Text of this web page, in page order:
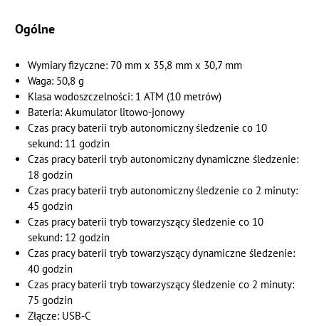
Ogólne
Wymiary fizyczne: 70 mm x 35,8 mm x 30,7 mm
Waga: 50,8 g
Klasa wodoszczelności: 1 ATM (10 metrów)
Bateria: Akumulator litowo-jonowy
Czas pracy baterii tryb autonomiczny śledzenie co 10
sekund: 11 godzin
Czas pracy baterii tryb autonomiczny dynamiczne śledzenie:
18 godzin
Czas pracy baterii tryb autonomiczny śledzenie co 2 minuty:
45 godzin
Czas pracy baterii tryb towarzyszący śledzenie co 10
sekund: 12 godzin
Czas pracy baterii tryb towarzyszący dynamiczne śledzenie:
40 godzin
Czas pracy baterii tryb towarzyszący śledzenie co 2 minuty:
75 godzin
Złącze: USB-C